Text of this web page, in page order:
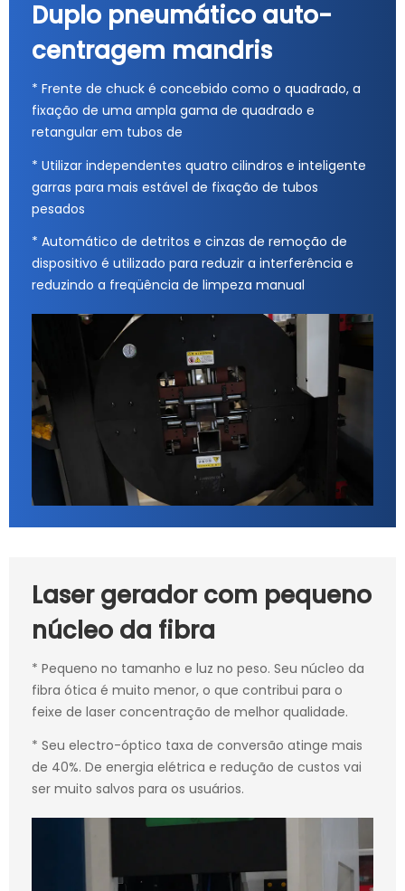
Duplo pneumático auto-
centragem mandris
* Frente de chuck é concebido como o quadrado, a
fixação de uma ampla gama de quadrado e
retangular em tubos de
* Utilizar independentes quatro cilindros e inteligente
garras para mais estável de fixação de tubos
pesados
* Automático de detritos e cinzas de remoção de
dispositivo é utilizado para reduzir a interferência e
reduzindo a freqüência de limpeza manual
Laser gerador com pequeno
núcleo da fibra
* Pequeno no tamanho e luz no peso. Seu núcleo da
fibra ótica é muito menor, o que contribui para o
feixe de laser concentração de melhor qualidade.
* Seu electro-óptico taxa de conversão atinge mais
de 40%. De energia elétrica e redução de custos vai
ser muito salvos para os usuários.